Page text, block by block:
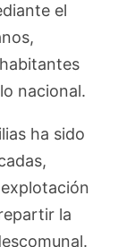
el
nacional.
ha sido
la